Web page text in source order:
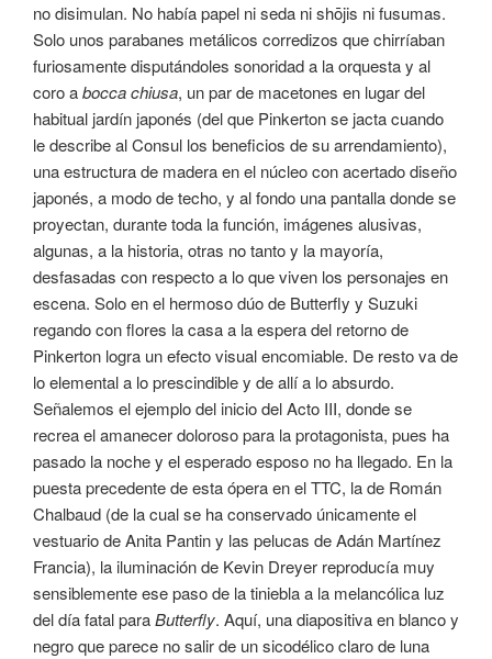
no disimulan. No había papel ni seda ni shōjis ni fusumas.
Solo unos parabanes metálicos corredizos que chirríaban
furiosamente disputándoles sonoridad a la orquesta y al
coro abocca chiusa, un par de macetones en lugar del
habitual jardín japonés (del que Pinkerton se jacta cuando
le describe al Consul los beneficios de su arrendamiento),
una estructura de madera en el núcleo con acertado diseño
japonés, a modo de techo, y al fondo una pantalla donde se
proyectan, durante toda la función, imágenes alusivas,
algunas, a la historia, otras no tanto y la mayoría,
desfasadas con respecto a lo que viven los personajes en
escena. Solo en el hermoso dúo de Butterfly y Suzuki
regando con flores la casa a la espera del retorno de
Pinkerton logra un efecto visual encomiable. De resto va de
lo elemental a lo prescindible y de allí a lo absurdo.
Señalemos el ejemplo del inicio del Acto III, donde se
recrea el amanecer doloroso para la protagonista, pues ha
pasado la noche y el esperado esposo no ha llegado. En la
puesta precedente de esta ópera en el TTC, la de Román
Chalbaud (de la cual se ha conservado únicamente el
vestuario de Anita Pantin y las pelucas de Adán Martínez
Francia), la iluminación de Kevin Dreyer reproducía muy
sensiblemente ese paso de la tiniebla a la melancólica luz
del día fatal paraButterfly. Aquí, una diapositiva en blanco y
negro que parece no salir de un sicodélico claro de luna